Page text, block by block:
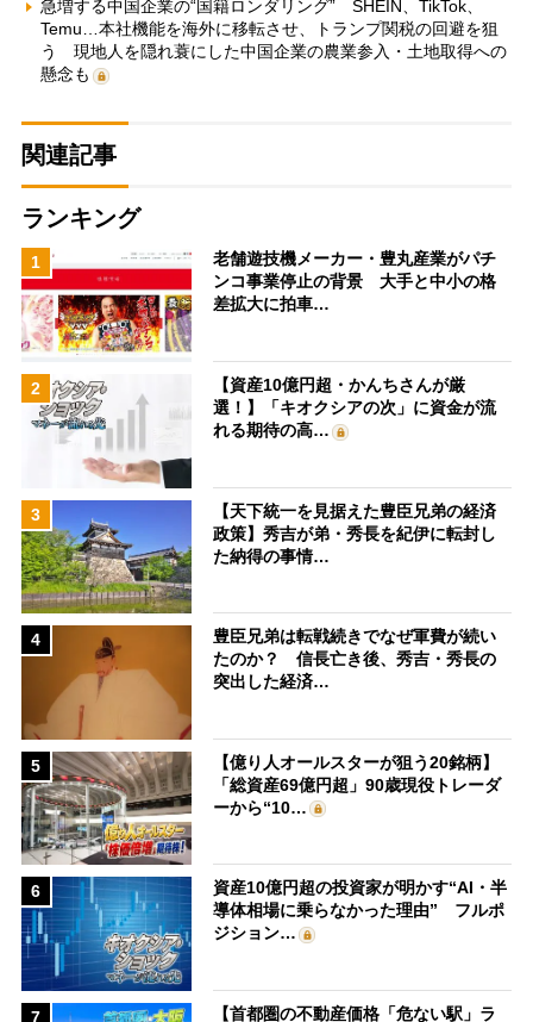
急増する中国企業の“国籍ロンダリング” SHEIN、TikTok、
Temu…本社機能を海外に移転させ、トランプ関税の回避を狙
う 現地人を隠れ蓑にした中国企業の農業参入・土地取得への
懸念も
関連記事
ランキング
1
老舗遊技機メーカー・豊丸産業がパチ
ンコ事業停止の背景 大手と中小の格
差拡大に拍車…
2
【資産10億円超・かんちさんが厳
選！】「キオクシアの次」に資金が流
れる期待の高…
3
【天下統一を見据えた豊臣兄弟の経済
政策】秀吉が弟・秀長を紀伊に転封し
た納得の事情…
4
豊臣兄弟は転戦続きでなぜ軍費が続い
たのか？ 信長亡き後、秀吉・秀長の
突出した経済…
5
【億り人オールスターが狙う20銘柄】
「総資産69億円超」90歳現役トレーダ
ーから“10…
6
資産10億円超の投資家が明かす“AI・半
導体相場に乗らなかった理由” フルポ
ジション…
7
【首都圏の不動産価格「危ない駅」ラ